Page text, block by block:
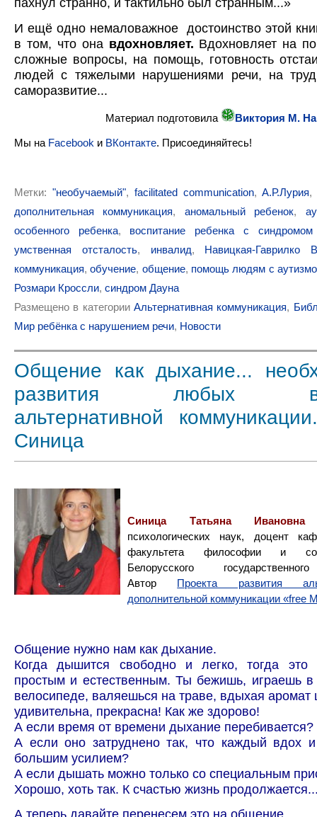
И ещё одно немаловажное достоинство этой
в том, что она вдохновляет. Вдохновляет на
сложные вопросы, на помощь, готовность
людей с тяжелыми нарушениями речи, на
саморазвитие...
Материал подготовила Виктория М.
Мы на Facebook и ВКонтакте. Присоединяйтесь!
Метки: "необучаемый", facilitated communication,А.Р.Лурия
дополнительная коммуникация, аномальный ребенок,
особенного ребенка, воспитание ребенка с
умственная отсталость, инвалид, Навицкая-Гаврилко
коммуникация,обучение, общение, помощь людям с
Розмари Кроссли, синдром Дауна
Размещено в категории Альтернативная коммуникация,
Мир ребёнка с нарушением речи, Новости
Общение как дыхание...
развития любых
альтернативной
Синица
Синица Татьяна Ивановна
психологических наук, доцент
факультета философии и
Белорусского
Автор Проекта развития
дополнительной коммуникации «free
Общение нужно нам как дыхание.
Когда дышится свободно и легко, тогда это
простым и естественным. Ты бежишь, играешь
велосипеде, валяешься на траве, вдыхая аромат
удивительна, прекрасна! Как же здорово!
А если время от времени дыхание перебивается?
А если оно затруднено так, что каждый вдох
большим усилием?
А если дышать можно только со специальным
Хорошо, хоть так. К счастью жизнь
А теперь давайте перенесем это на общение.